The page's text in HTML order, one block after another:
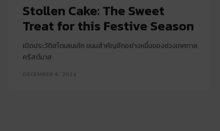
Stollen Cake: The Sweet
Treat for this Festive Season
เปิดประวัติสโตเลนเค้ก ขนมสำคัญอีกอย่างหนึ่งของช่วงเทศกาล
คริสต์มาส
DECEMBER 6, 2024